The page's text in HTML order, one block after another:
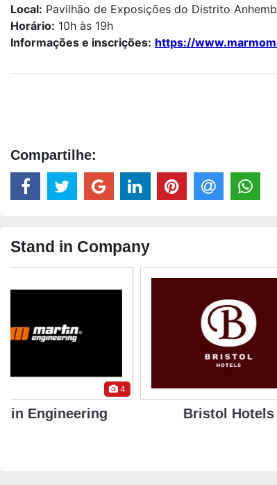
Local: Pavilhão de Exposições do Distrito
Horário: 10h às 19h
Informações e inscrições: https://
Compartilhe:
Stand in Company
4
Bristol Hotels Sabor